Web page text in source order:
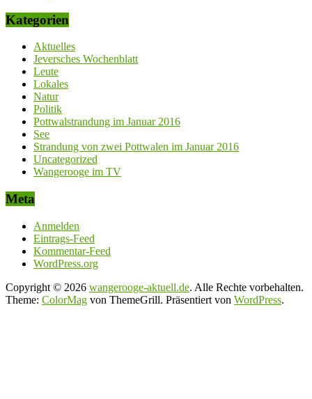
Kategorien
Aktuelles
Jeversches Wochenblatt
Leute
Lokales
Natur
Politik
Pottwalstrandung im Januar 2016
See
Strandung von zwei Pottwalen im Januar 2016
Uncategorized
Wangerooge im TV
Meta
Anmelden
Eintrags-Feed
Kommentar-Feed
WordPress.org
Copyright © 2026 wangerooge-aktuell.de. Alle Rechte vorbehalten.
Theme: ColorMag von ThemeGrill. Präsentiert von WordPress.